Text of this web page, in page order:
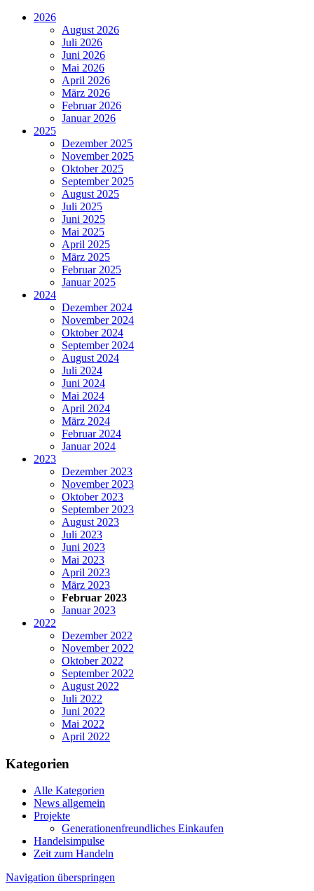
2026
August 2026
Juli 2026
Juni 2026
Mai 2026
April 2026
März 2026
Februar 2026
Januar 2026
2025
Dezember 2025
November 2025
Oktober 2025
September 2025
August 2025
Juli 2025
Juni 2025
Mai 2025
April 2025
März 2025
Februar 2025
Januar 2025
2024
Dezember 2024
November 2024
Oktober 2024
September 2024
August 2024
Juli 2024
Juni 2024
Mai 2024
April 2024
März 2024
Februar 2024
Januar 2024
2023
Dezember 2023
November 2023
Oktober 2023
September 2023
August 2023
Juli 2023
Juni 2023
Mai 2023
April 2023
März 2023
Februar 2023
Januar 2023
2022
Dezember 2022
November 2022
Oktober 2022
September 2022
August 2022
Juli 2022
Juni 2022
Mai 2022
April 2022
Kategorien
Alle Kategorien
News allgemein
Projekte
Generationenfreundliches Einkaufen
Handelsimpulse
Zeit zum Handeln
Navigation überspringen